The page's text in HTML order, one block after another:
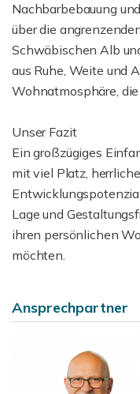
Nachbarbebauung
über die
Schwäbischen Alb
aus Ruhe, Weite und
Wohnatmosphäre,
Unser Fazit
Ein großzügiges
mit viel Platz,
Lage und
ihren persönlichen
möchten.
Ansprechpartner